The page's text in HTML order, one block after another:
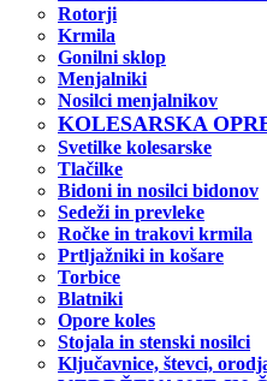
Rotorji
Krmila
Gonilni sklop
Menjalniki
Nosilci menjalnikov
KOLESARSKA
Svetilke kolesarske
Tlačilke
Bidoni in nosilci bidonov
Sedeži in prevleke
Ročke in trakovi krmila
Prtljažniki in košare
Torbice
Blatniki
Opore koles
Stojala in stenski nosilci
Ključavnice, števci,